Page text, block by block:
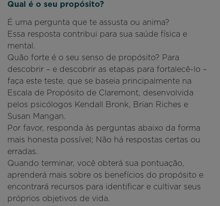
Qual é o seu propósito?
É uma pergunta que te assusta ou anima?
Essa resposta contribui para sua saúde física e
mental.
Quão forte é o seu senso de propósito? Para
descobrir – e descobrir as etapas para fortalecê-lo –
faça este teste, que se baseia principalmente na
Escala de Propósito de Claremont, desenvolvida
pelos psicólogos Kendall Bronk, Brian Riches e
Susan Mangan.
Por favor, responda às perguntas abaixo da forma
mais honesta possível; Não há respostas certas ou
erradas.
Quando terminar, você obterá sua pontuação,
aprenderá mais sobre os benefícios do propósito e
encontrará recursos para identificar e cultivar seus
próprios objetivos de vida.